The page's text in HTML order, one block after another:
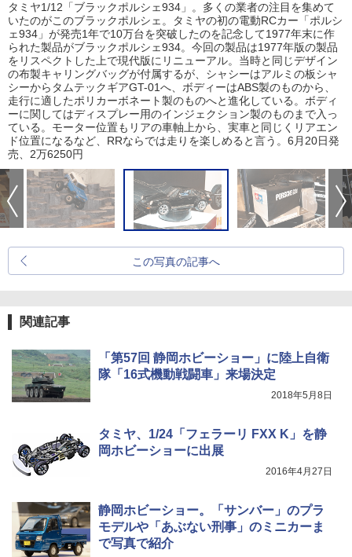
タミヤ1/12「ブラックポルシェ934」。多くの業者の注目を集めて
いたのがこのブラックポルシェ。タミヤの初の電動RCカー「ポルシ
ェ934」が発売1年で10万台を突破したのを記念して1977年末に作
られた製品がブラックポルシェ934。今回の製品は1977年版の製品
をリスペクトした上で現代版にリニューアル。当時と同じデザイン
の布製キャリングバッグが付属するが、シャシーはアルミの板シャ
シーからタムテックギアGT-01へ、ボディーはABS製のものから、
走行に適したポリカーボネート製のものへと進化している。ボディ
ーに関してはディスプレー用のインジェクション製のものまで入っ
ている。モーター位置もリアの車軸上から、実車と同じくリアエン
ド位置になるなど、RRならでは走りを楽しめると言う。6月20日発
売、2万6250円
この写真の記事へ
関連記事
「第57回 静岡ホビーショー」に陸上自衛
隊「16式機動戦闘車」来場決定
2018年5月8日
タミヤ、1/24「フェラーリ FXX K」を静
岡ホビーショーに出展
2016年4月27日
静岡ホビーショー。「サンバー」のプラ
モデルや「あぶない刑事」のミニカーま
で写真で紹介